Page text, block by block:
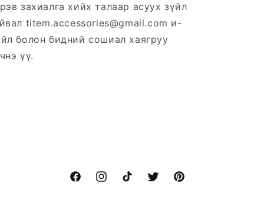
захиалга хийх талаар асуух зүйл
titem.accessories@gmail.com и-
болон бидний сошиал хаягруу
үү.
FacebookInstagramTikTok TwitterPinterest